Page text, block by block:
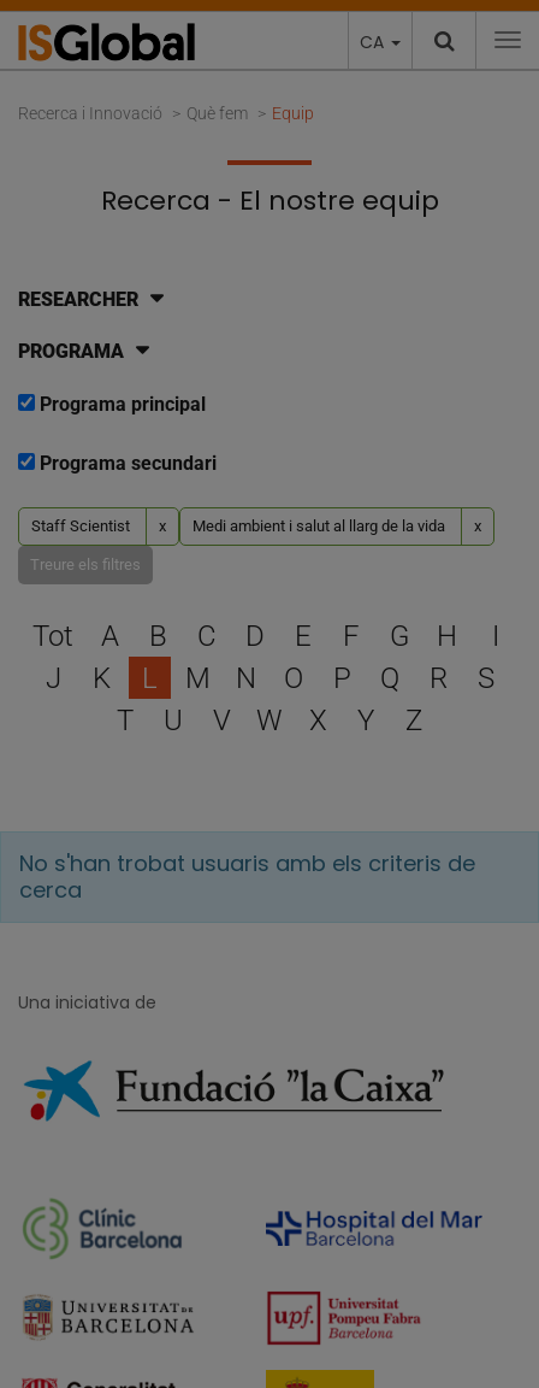
CA
Recerca i Innovació Què fem Equip
Recerca - El nostre equip
RESEARCHER
PROGRAMA
Programa principal
Programa secundari
Staff Scientist x Medi ambient i salut al llarg de la vida x
Treure els filtres
Escull una lletra per filtrar
Tot A B C D E F G H
I
J
K L M N O P Q R
S
T
U V W X Y Z
No s'han trobat usuaris amb els criteris de
cerca
Una iniciativa de